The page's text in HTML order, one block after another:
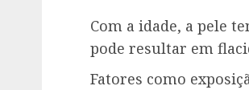
Com a idade, a pele
pode resultar em
Fatores como